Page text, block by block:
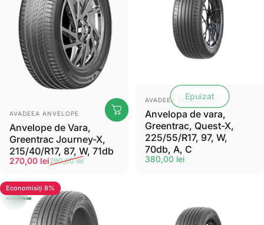
Gata de drum?
Fii pregătit cu gama noastră de anvelope de vară!
Furnizor:
AVADEEA ANVELOPE
Anvelope de Vara,
Greentrac Journey-X,
215/40/R17, 87, W, 71db
Pret de vanzare
270,00 lei
Preț normal290,00 lei
Epuizat
Furnizor:
AVADEEA ANVELOPE
Anvelopa de vara,
Greentrac, Quest-X,
225/55/R17, 97, W,
70db, A, C
380,00 lei
Economisiți 8%